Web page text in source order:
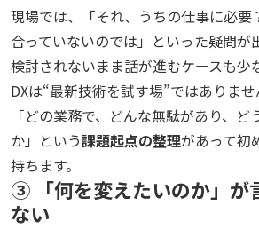
現場では、「それ、うちの仕事に必要
合っていないのでは」といった疑問が
検討されないまま話が進むケースも少
DXは“最新技術を試す場”ではありませ
「どの業務で、どんな無駄があり、
か」という課題起点の整理があって初
持ちます。
③ 「何を変えたいのか」が
ない